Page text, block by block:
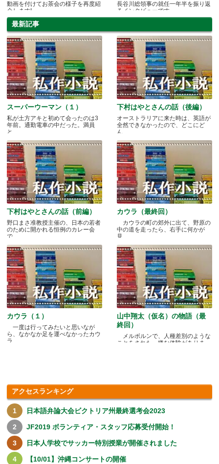
動画を付けてお茶会の様子を再度紹
介します!
長谷川総領事の就任一年半を振り返
るインタビューです。
最新記事
スーパーウーマン（１）
私が土方アキと初めて会ったのは3
年前。通勤電車の中だった。満員
と.....
下村はやとさんの話（後編）
オーストラリアに来た時は、英語が
全然できなかったので、どこにど
ん.....
下村はやとさんの話（前編）
野口まさ准教授主催の、日本の若者
のために開かれる恒例のカレー会
で.....
カウラ（最終回）
カウラの町の郊外に出て、野原の
中の道を走ったら、右手に何かが
見.....
カウラ（１）
一度は行ってみたいと思いなが
ら、なかなか足を運べなかったカウ
ラ.....
山中翔太（仮名）の物語（最
終回）
メルボルンで、人種差別のような
ことをされた、嫌な体験がありま
アクセスランキング
日本語弁論大会ビクトリア州最終選考会2023
JF2019 ボランティア・スタッフ応募受付開始！
日本人学校でサッカー特別授業が開催されました
【10/01】沖縄コンサートの開催